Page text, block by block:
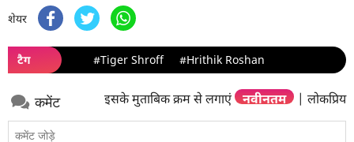
शेयर
टैग #Tiger Shroff #Hrithik Roshan
कमेंट इसके मुताबिक क्रम से लगाएं नवीनतम | लोकप्रिय